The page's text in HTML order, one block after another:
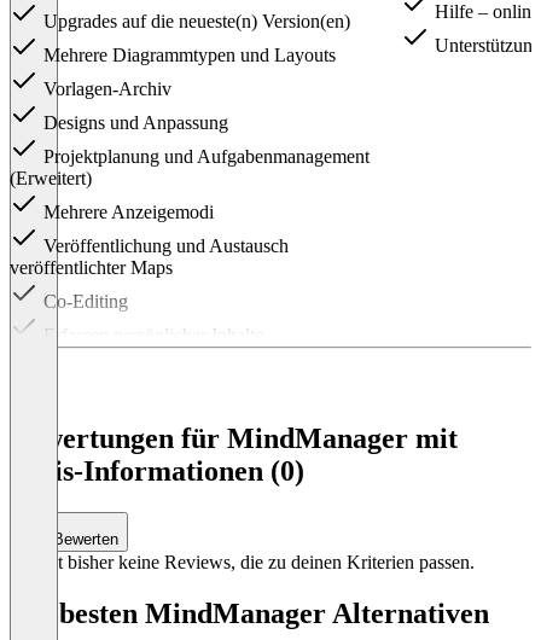
Upgrades auf die neueste(n) Version(en)
Mehrere Diagrammtypen und Layouts
Vorlagen-Archiv
Designs und Anpassung
Projektplanung und Aufgabenmanagement
(Erweitert)
Mehrere Anzeigemodi
Veröffentlichung und Austausch
veröffentlichter Maps
Co-Editing
Erfassen persönlicher Inhalte
Hilfe – online und lokal
Unterstützung für Online-Speicher
Mengenlizenzrabatte
Funktionen für die unternehmensweite
Hilfe –
Bewertungen für MindManager mit
Preis-Informationen (0)
Bewerten
Es gibt bisher keine Reviews, die zu deinen Kriterien passen.
Die besten MindManager Alternativen